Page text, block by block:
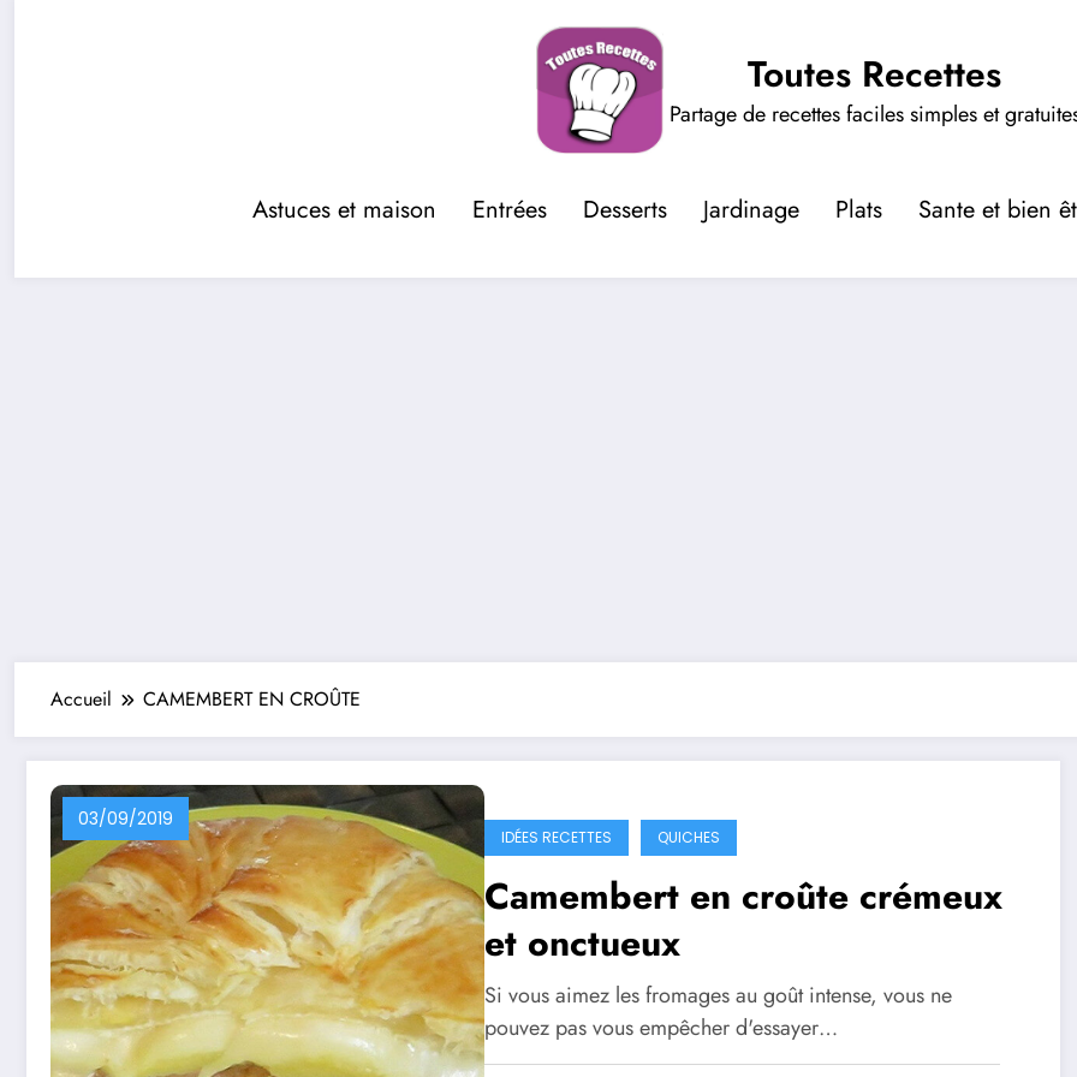
Toutes Recettes
Partage de recettes faciles simples et
Astuces et maison Entrées Desserts Jardinage Plats Sante et bien
Accueil CAMEMBERT EN CROÛTE
03/09/2019
IDÉES RECETTES QUICHES
Camembert en croûte crémeux
et onctueux
Si vous aimez les fromages au goût intense, vous ne
pouvez pas vous empêcher d'essayer…